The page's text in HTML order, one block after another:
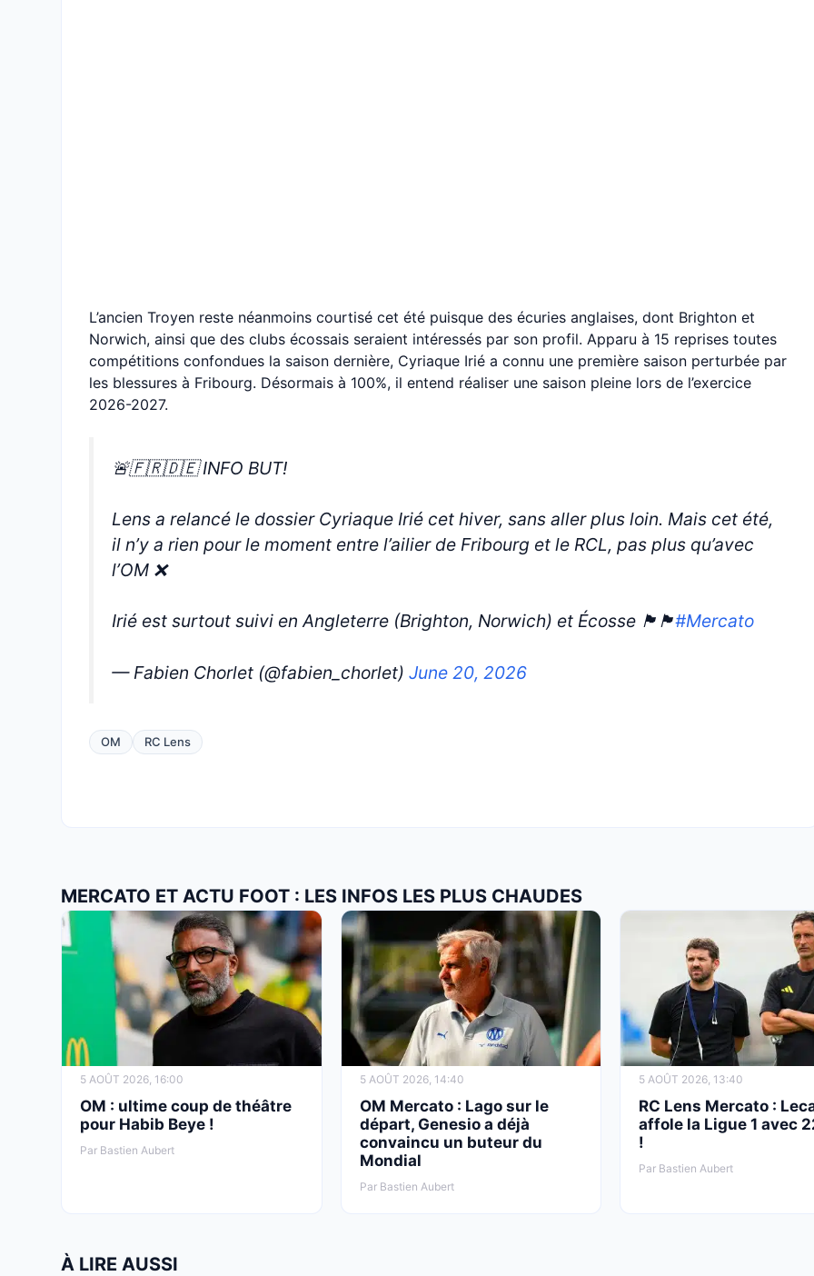
L’ancien Troyen reste néanmoins courtisé cet été puisque des écuries anglaises, dont Brighton et
Norwich, ainsi que des clubs écossais seraient intéressés par son profil. Apparu à 15 reprises toutes
compétitions confondues la saison dernière, Cyriaque Irié a connu une première saison perturbée par
les blessures à Fribourg. Désormais à 100%, il entend réaliser une saison pleine lors de l’exercice
2026-2027.
🚨🇫🇷🇩🇪 INFO BUT!
Lens a relancé le dossier Cyriaque Irié cet hiver, sans aller plus loin. Mais cet été,
il n’y a rien pour le moment entre l’ailier de Fribourg et le RCL, pas plus qu’avec
l’OM ❌
Irié est surtout suivi en Angleterre (Brighton, Norwich) et Écosse 🏴󠁧󠁢󠁥󠁮󠁧󠁿🏴󠁧󠁢󠁳󠁣󠁴󠁿#Mercato
— Fabien Chorlet (@fabien_chorlet) June 20, 2026
OM RC Lens
MERCATO ET ACTU FOOT : LES INFOS LES PLUS CHAUDES
5 AOÛT 2026, 16:00
OM : ultime coup de théâtre
pour Habib Beye !
Par Bastien Aubert
5 AOÛT 2026, 14:40
OM Mercato : Lago sur le
départ, Genesio a déjà
convaincu un buteur du
Mondial
Par Bastien Aubert
5 AOÛT 2026, 13:40
RC Lens Mercato :
affole la Ligue 1 avec
!
Par Bastien Aubert
À LIRE AUSSI